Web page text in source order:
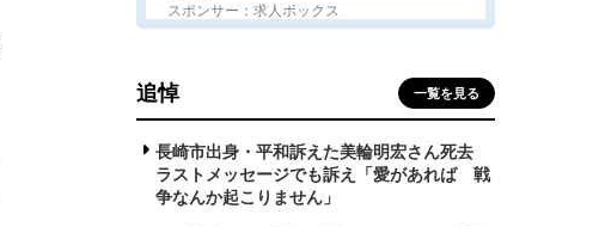
スポンサー：求人ボックス
追悼 一覧を見る
長崎市出身・平和訴えた美輪明宏さん死去
ラストメッセージでも訴え「愛があれば 戦
争なんか起こりません」